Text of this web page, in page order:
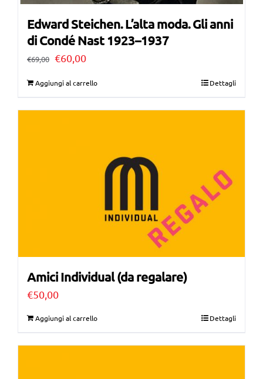
Edward Steichen. L’alta moda. Gli anni
di Condé Nast 1923–1937
€69,00 Il
era:
€60,00Il
è:
Aggiungi al carrello Dettagli
Amici Individual (da regalare)
€50,00
Aggiungi al carrello Dettagli